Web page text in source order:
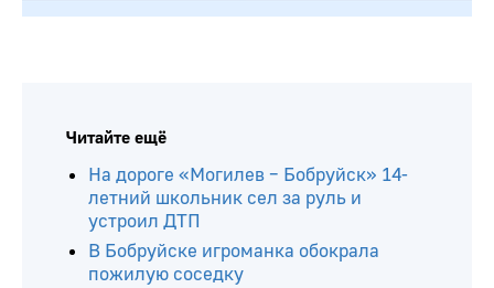
Читайте ещё
На дороге «Могилев – Бобруйск» 14-
летний школьник сел за руль и
устроил ДТП
В Бобруйске игроманка обокрала
пожилую соседку